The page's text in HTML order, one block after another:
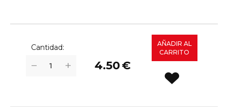
Cantidad:
+
− 4.50€
AÑADIR AL
CARRITO